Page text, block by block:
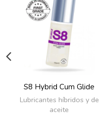
S8 Hybrid Cum Glide
Lubricantes híbridos y de
aceite